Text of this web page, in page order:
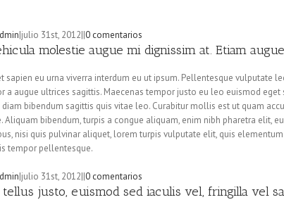
|julio 31st, 2012||0 comentarios
molestie augue mi dignissim at. Etiam
sapien eu urna viverra interdum eu ut ipsum. Pellentesque vulputate
a augue ultrices sagittis. Maecenas tempor justo eu leo euismod
bibendum sagittis quis vitae leo. Curabitur mollis est ut quam
Aliquam bibendum, turpis a congue aliquam, enim nibh pharetra elit,
nisi quis pulvinar aliquet, lorem turpis vulputate elit, quis
tempor pellentesque.
|julio 31st, 2012||0 comentarios
justo, euismod sed iaculis vel, fringilla vel